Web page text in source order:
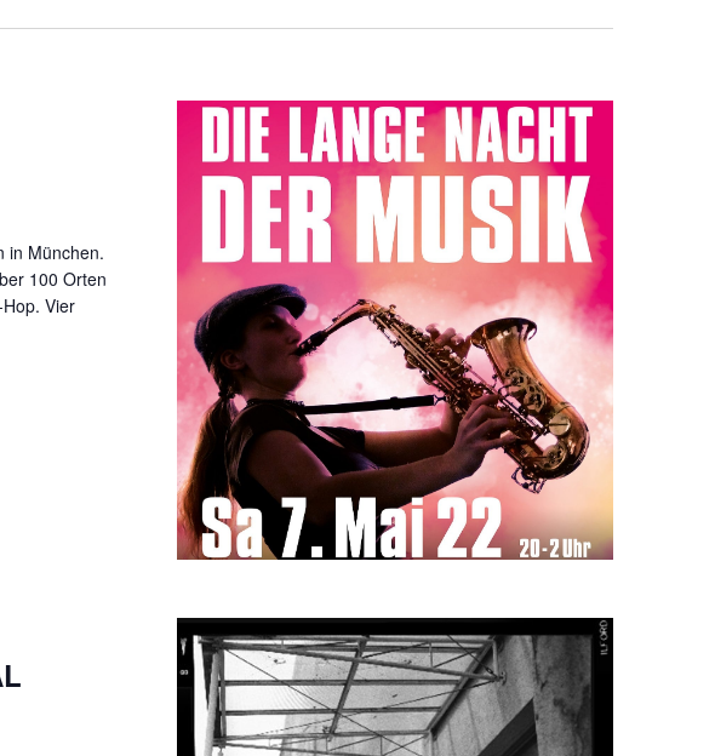
in München.
100 Orten
Vier